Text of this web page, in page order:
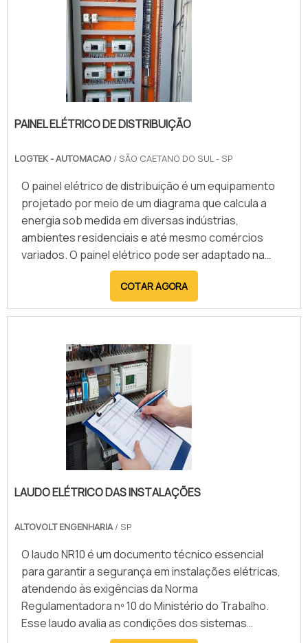
PAINEL ELÉTRICO DE DISTRIBUIÇÃO
LOGTEK - AUTOMACAO / SÃO CAETANO DO SUL - SP
O painel elétrico de distribuição é um equipamento
projetado por meio de um diagrama que calcula a
energia sob medida em diversas indústrias,
ambientes residenciais e até mesmo comércios
variados. O painel elétrico pode ser adaptado na
parede, com sistema necessário de proteção para
abrigar itens como: Disjuntores; Cabos contatore;
DR; entre outros itens elétricos.Com a finalidade de
estruturas formadas por circuitos, o painel elétrico
conduz a eletrici.
COTAR AGORA
LAUDO ELÉTRICO DAS INSTALAÇÕES
ALTOVOLT ENGENHARIA/ SP
O laudo NR10 é um documento técnico essencial
para garantir a segurança em instalações elétricas,
atendendo às exigências da Norma
Regulamentadora nº 10 do Ministério do Trabalho.
Esse laudo avalia as condições dos sistemas